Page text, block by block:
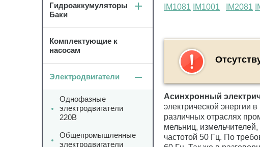
IM1081 IM1001 IM2081
Асинхронный
электрической энергии
различных отраслях
мельниц,
частотой 50 Гц. По
Гидроаккумуляторы
Баки
Комплектующие к
насосам
Электродвигатели
Однофазные
электродвигатели
220В
Общепромышленные
электродвигатели